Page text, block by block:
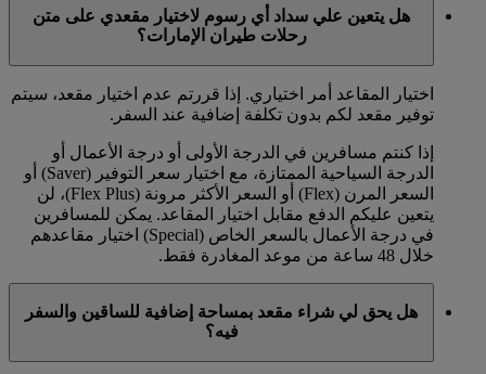
هل يتعين علي سداد أي رسوم لاختيار مقعدي على متن
رحلات طيران الإمارات؟
اختيار المقاعد أمر اختياري. إذا قررتم عدم اختيار مقعد، سيتم
توفير مقعد لكم بدون تكلفة إضافية عند السفر.
إذا كنتم مسافرين في الدرجة الأولى أو درجة الأعمال أو
الدرجة السياحية الممتازة، مع اختيار سعر التوفير (Saver) أو
السعر المرن (Flex) أو السعر الأكثر مرونة (Flex Plus)، لن
يتعين عليكم الدفع مقابل اختيار المقاعد. يمكن للمسافرين
في درجة الأعمال بالسعر الخاص (Special) اختيار مقاعدهم
خلال 48 ساعة من موعد المغادرة فقط.
هل يحق لي شراء مقعد بمساحة إضافية للساقين والسفر
فيه؟